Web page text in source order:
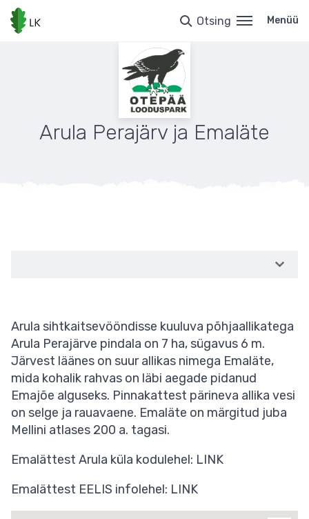
Liigu
edasi
põhisisu
Otsing Menüü
Arula Perajärv ja Emaläte
Arula sihtkaitsevööndisse kuuluva põhjaallikatega
Arula Perajärve pindala on 7 ha, sügavus 6 m.
Järvest läänes on suur allikas nimega Emaläte,
mida kohalik rahvas on läbi aegade pidanud
Emajõe alguseks. Pinnakattest pärineva allika vesi
on selge ja rauavaene. Emaläte on märgitud juba
Mellini atlases 200 a. tagasi.
Emalättest Arula küla kodulehel: LINK
Emalättest EELIS infolehel: LINK